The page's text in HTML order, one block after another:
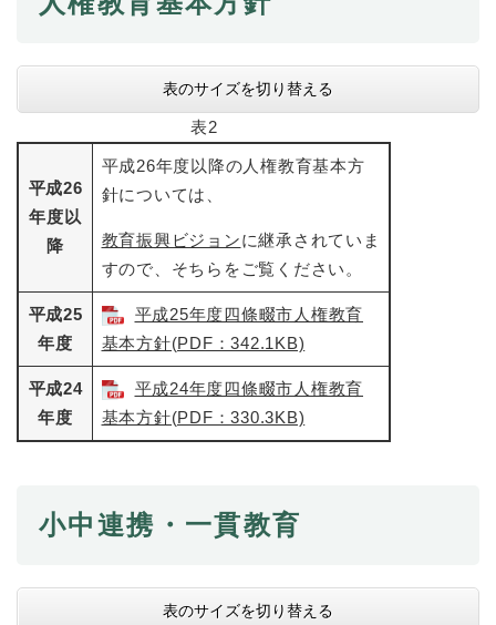
を
ひ
ら
く
教
メ
ー
を
く
康
医
療
・
祉
の
ュ
ー
を
ひ
ら
く
ス
ポ
ー
ツ
・
の
ニ
ュ
ー
を
ら
く
まちづくり・環境
ま
ち
り
・
環
境
の
ニ
ー
く
ご
と
・
産
業
の
メ
ニ
ら
市政情報
市
政
情
の
メ
ニ
表のサイズを切り替える
表2
平成26
年度以
降
平成26年度以降の人権教育基本方
針については、
教育振興ビジョンに継承されていま
すので、そちらをご覧ください。
平成25
年度
平成25年度四條畷市人権教育
基本方針(PDF：342.1KB)
平成24
年度
平成24年度四條畷市人権教育
基本方針(PDF：330.3KB)
小中連携・一貫教育
表のサイズを切り替える